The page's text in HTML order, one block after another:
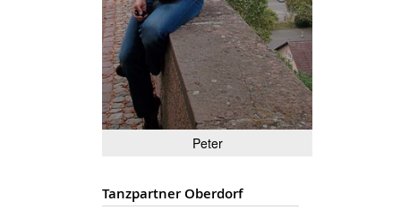
Peter
Tanzpartner Oberdorf